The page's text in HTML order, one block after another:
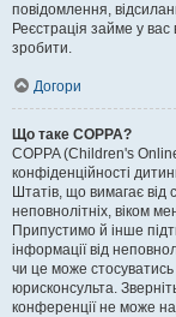
повідомлення,
Реєстрація займе у
зробити.
Догори
Що таке COPPA?
COPPA (Children's
конфіденційності
Штатів, що вимагає від
неповнолітніх, віком
Припустимо й інше
інформації від
чи це може
юрисконсульта.
конференції не може